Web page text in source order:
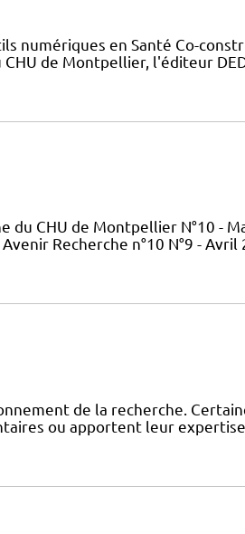
numériques en Santé Co-
de Montpellier, l'éditeur
du CHU de Montpellier N°10 -
Recherche n°10 N°9 - Avril
de la recherche.
ou apportent leur